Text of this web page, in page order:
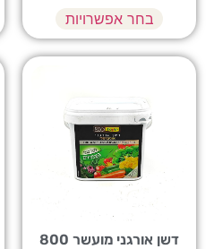
בחר אפשרויות
דשן אורגני מועשר 800